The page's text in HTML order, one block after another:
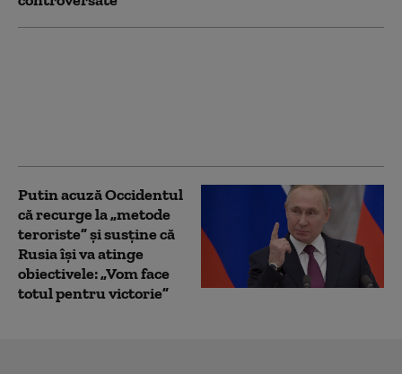
Putin acuză Occidentul
că recurge la „metode
teroriste” și susține că
Rusia își va atinge
obiectivele: „Vom face
totul pentru victorie”